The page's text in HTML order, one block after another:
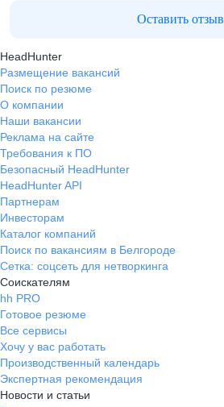
Оставить отзыв
HeadHunter
Размещение вакансий
Поиск по резюме
О компании
Наши вакансии
Реклама на сайте
Требования к ПО
Безопасный HeadHunter
HeadHunter API
Партнерам
Инвесторам
Каталог компаний
Поиск по вакансиям в Белгороде
Сетка: соцсеть для нетворкинга
Соискателям
hh PRO
Готовое резюме
Все сервисы
Хочу у вас работать
Производственный календарь
Экспертная рекомендация
Новости и статьи